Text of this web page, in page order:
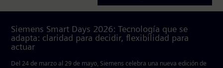
Siemens Smart Days 2026: Tecnología que se
adapta: claridad para decidir, flexibilidad para
actuar
Del24 de marzo al 29 de mayo, Siemens celebra una nueva edición de